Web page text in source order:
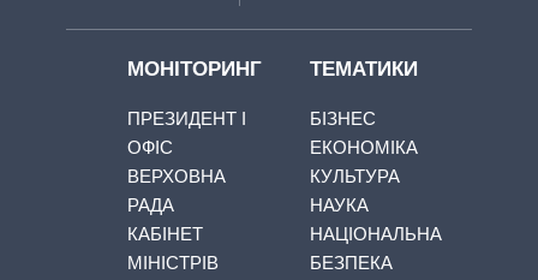
МОНІТОРИНГ
ПРЕЗИДЕНТ І
ОФІС
ВЕРХОВНА
РАДА
КАБІНЕТ
МІНІСТРІВ
ТЕМАТИКИ
БІЗНЕС
ЕКОНОМІКА
КУЛЬТУРА
НАУКА
НАЦІОНАЛЬНА
БЕЗПЕКА